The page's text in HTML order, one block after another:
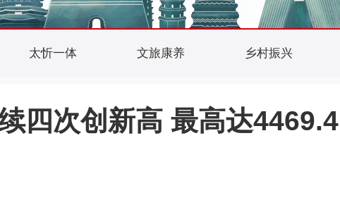
太忻一体 文旅康养 乡村振兴
四次创新高 最高达4469.4